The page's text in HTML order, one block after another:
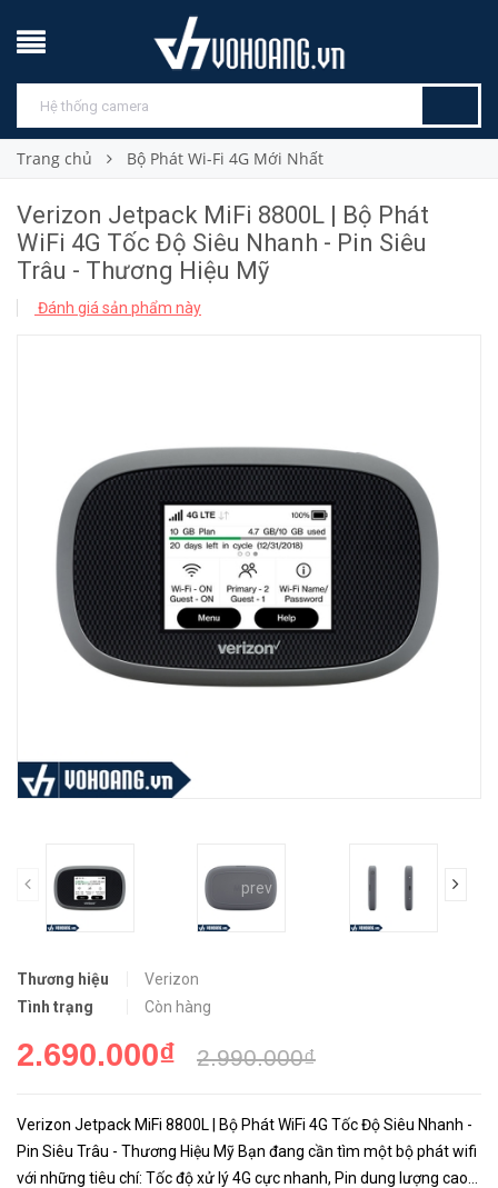
Trang chủ Bộ Phát Wi-Fi 4G Mới Nhất
Verizon Jetpack MiFi 8800L | Bộ Phát
WiFi 4G Tốc Độ Siêu Nhanh - Pin Siêu
Trâu - Thương Hiệu Mỹ
Đánh giá sản phẩm này
prev
Thương hiệu
Verizon
Tình trạng
Còn hàng
2.690.000₫ 2.990.000₫
Verizon Jetpack MiFi 8800L | Bộ Phát WiFi 4G Tốc Độ Siêu Nhanh -
Pin Siêu Trâu - Thương Hiệu Mỹ Bạn đang cần tìm một bộ phát wifi
với những tiêu chí: Tốc độ xử lý 4G cực nhanh, Pin dung lượng cao